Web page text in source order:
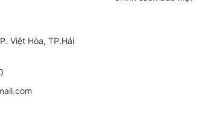
cho các loại máy nén khí:
Dầu Compkorea
vệ máy nén khí.
Việt Hòa, TP.Hải